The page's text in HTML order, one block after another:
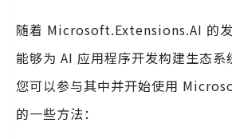
随着 Microsoft.Extensions.AI 的
能够为 AI 应用程序开发构建生态系
您可以参与其中并开始使用
的一些方法：